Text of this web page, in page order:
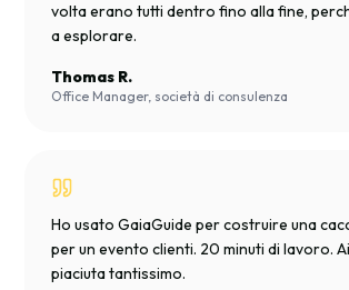
volta erano tutti dentro fino alla fine,
a esplorare.
Thomas R.
Office Manager, società di consulenza
Ho usato GaiaGuide per costruire una
per un evento clienti. 20 minuti di lavoro.
piaciuta tantissimo.